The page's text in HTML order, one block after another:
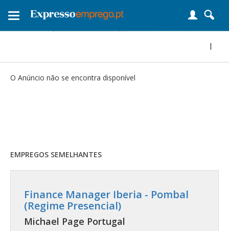
Toggle
|
O Anúncio não se encontra disponível
EMPREGOS SEMELHANTES
Finance Manager Iberia - Pombal
(Regime Presencial)
Michael Page Portugal